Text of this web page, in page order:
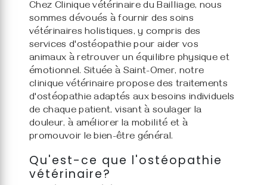
Chez Clinique vétérinaire du Bailliage, nous
sommes dévoués à fournir des soins
vétérinaires holistiques, y compris des
services d'ostéopathie pour aider vos
animaux à retrouver un équilibre physique et
émotionnel. Située à Saint-Omer, notre
clinique vétérinaire propose des traitements
d'ostéopathie adaptés aux besoins individuels
de chaque patient, visant à soulager la
douleur, à améliorer la mobilité et à
promouvoir le bien-être général.
Qu'est-ce que l'ostéopathie
vétérinaire?